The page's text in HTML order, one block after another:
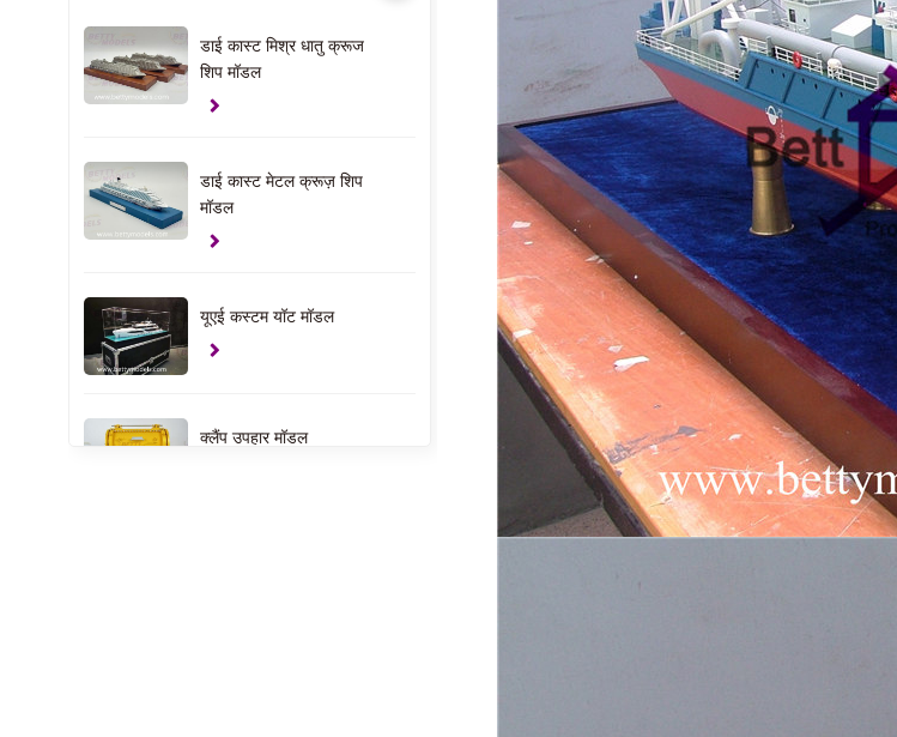
डाई कास्ट मिश्र धातु क्रूज
शिप मॉडल
डाई कास्ट मेटल क्रूज़ शिप
मॉडल
यूएई कस्टम यॉट मॉडल
क्लैंप उपहार मॉडल